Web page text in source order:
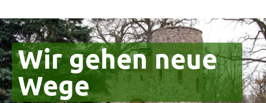
Wir gehen neue
Wege